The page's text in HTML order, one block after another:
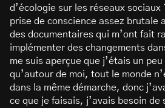
d’écologie sur les réseaux sociaux
prise de conscience assez brutale
des documentaires qui m’ont fait
implémenter des changements
me suis aperçue que j’étais un
qu’autour de moi, tout le monde
dans la même démarche, donc
ce que je faisais, j’avais besoin de